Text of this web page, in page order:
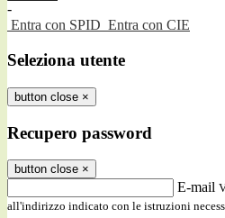
-
Entra con SPID Entra con CIE
Seleziona utente
button close ×
Recupero password
button close ×
E-mail
all'indirizzo indicato con le istruzioni